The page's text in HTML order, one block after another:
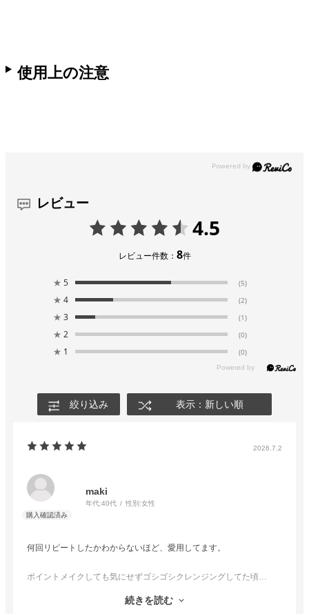
使用上の注意
レビュー
4.5
レビュー件数： 8件
★ 5 (5)
★ 4 (2)
★ 3 (1)
★ 2 (0)
★ 1 (0)
絞り込み 表示：新しい順
2026.7.2
maki
年代:40代 性別:女性
何回リピートしたかわからないほど、愛用してます。
ポイントメイクしても気にせずゴシゴシクレンジングしてた頃…
の商品を勧めてもらい、1つ使い切る頃には悩んでのを忘れる目元に
続きを読む